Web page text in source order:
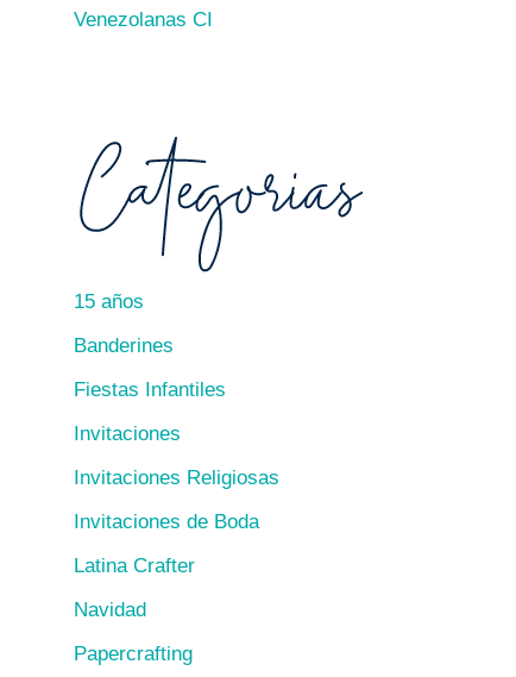
Venezolanas CI
15 años
Banderines
Fiestas Infantiles
Invitaciones
Invitaciones Religiosas
Invitaciones de Boda
Latina Crafter
Navidad
Papercrafting